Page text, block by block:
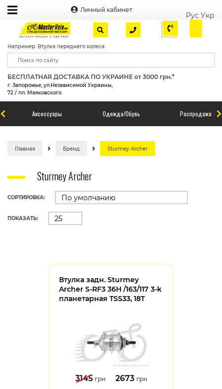
Личный кабинет
Рус Укр
Например: Втулка переднего колеса
БЕСПЛАТНАЯ ДОСТАВКА ПО УКРАИНЕ от 3000 грн.*
г. Запорожье, ул.Независимой Украины,
72 / пл. Маяковского
Аксессуары Одежда/Обувь Распродажа
Главная Бренд Sturmey Archer
Sturmey Archer
СОРТИРОВКА:
ПОКАЗАТЬ:
Втулка задн. Sturmey
Archer S-RF3 36H /163/117 3-k
планетарная TSS33, 18T
3145 грн 2673 грн